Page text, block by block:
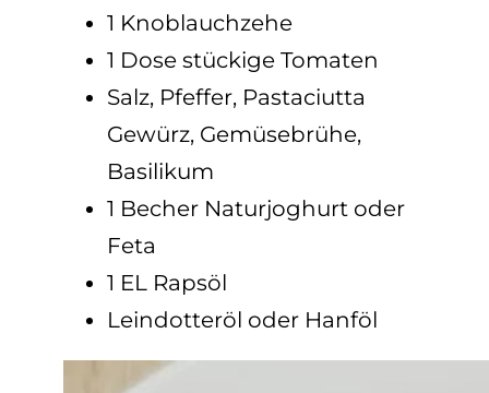
1 Knoblauchzehe
1 Dose stückige Tomaten
Salz, Pfeffer, Pastaciutta
Gewürz, Gemüsebrühe,
Basilikum
1 Becher Naturjoghurt oder
Feta
1 EL Rapsöl
Leindotteröl oder Hanföl